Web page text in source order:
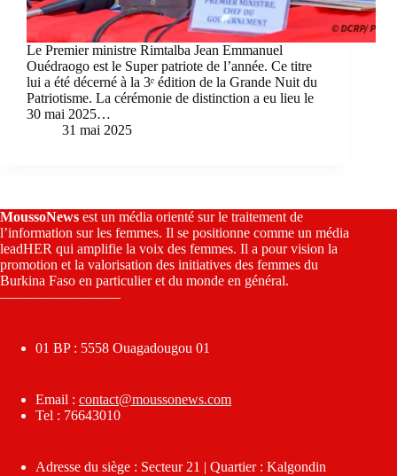
Le Premier ministre Rimtalba Jean Emmanuel
Ouédraogo est le Super patriote de l’année. Ce titre
lui a été décerné à la 3ᵉ édition de la Grande Nuit du
Patriotisme. La cérémonie de distinction a eu lieu le
30 mai 2025…
31 mai 2025
MoussoNews est un média orienté sur le traitement de
l’information sur les femmes. Il se positionne comme un média
leadHER qui amplifie la voix des femmes. Il a pour vision la
promotion et la valorisation des initiatives des femmes du
Burkina Faso en particulier et du monde en général.
————————–
01 BP : 5558 Ouagadougou 01
Email : contact@moussonews.com
Tel : 76643010
Adresse du siège : Secteur 21 | Quartier : Kalgondin